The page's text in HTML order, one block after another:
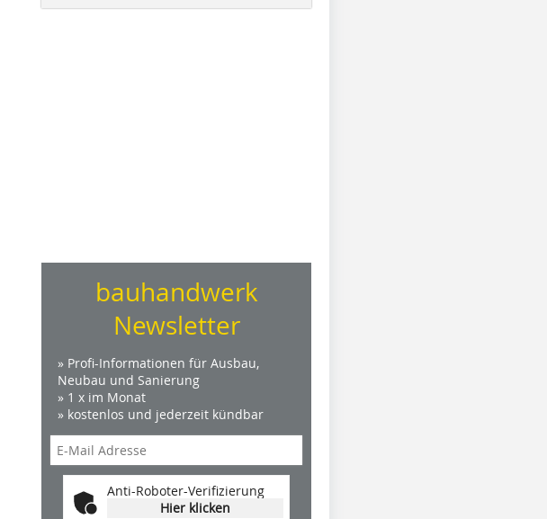
bauhandwerk
Newsletter
» Profi-Informationen für Ausbau,
Neubau und Sanierung
» 1 x im Monat
» kostenlos und jederzeit kündbar
Anti-Roboter-Verifizierung
Hier klicken